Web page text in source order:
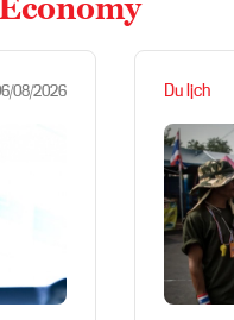
08/2026 Du lịch